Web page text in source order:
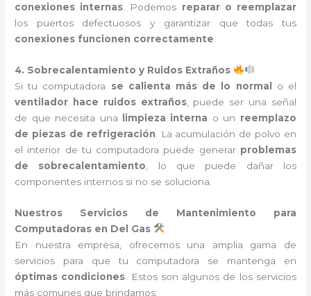
conexiones internas . Podemos reparar o reemplazar
los puertos defectuosos y garantizar que todas tus
conexiones funcionen correctamente
4. Sobrecalentamiento y Ruidos Extraños
Si tu computadora se calienta más de lo normal
o el
ventilador hace ruidos extraños, puede ser una señal
de que necesita una
limpieza interna o un reemplazo
de piezas de refrigeración . La acumulación de polvo en
el interior de tu computadora puede generar problemas
de sobrecalentamiento , lo que puede dañar los
componentes internos si no se soluciona.
Nuestros Servicios de Mantenimiento para
Computadoras en Del Gas
En nuestra empresa, ofrecemos una amplia gama de
servicios para que tu computadora se mantenga en
óptimas condiciones . Estos son algunos de los servicios
más comunes que brindamos: